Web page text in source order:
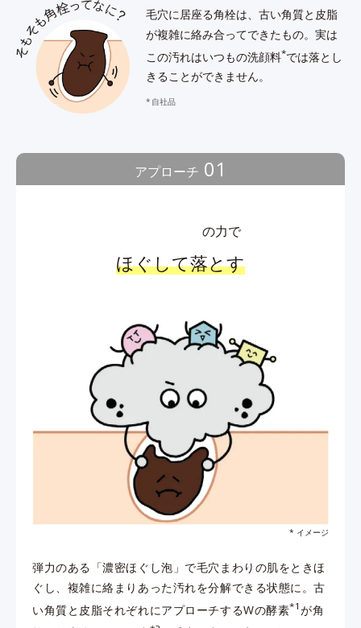
毛穴に居座る角栓は、古い角質と皮脂
が複雑に絡み合ってできたもの。 実は
この汚れはいつもの洗顔料*では落とし
きることができません。
自社品
アプローチ 01
の力で
ほぐして落とす
* イメージ
弾力のある「濃密ほぐし泡」で毛穴まわりの肌をときほ
ぐし、複雑に絡まりあった汚れを分解できる状態に。古
い角質と皮脂それぞれにアプローチするWの酵素*1 が角